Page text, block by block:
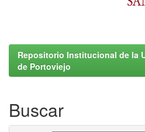
Repositorio Institucional de la
de Portoviejo
Buscar